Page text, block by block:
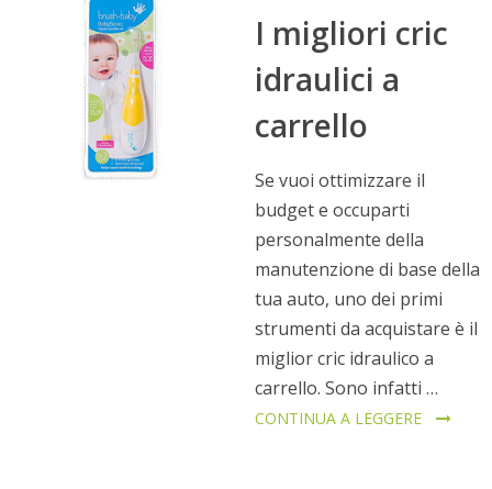
I migliori cric
idraulici a
carrello
Se vuoi ottimizzare il
budget e occuparti
personalmente della
manutenzione di base della
tua auto, uno dei primi
strumenti da acquistare è il
miglior cric idraulico a
carrello. Sono infatti …
CONTINUA A LEGGERE